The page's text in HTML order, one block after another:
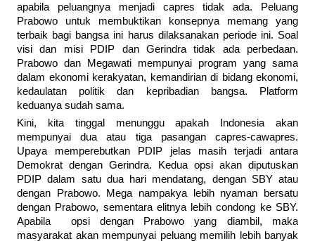
apabila peluangnya menjadi capres tidak ada. Peluang
Prabowo untuk membuktikan konsepnya memang yang
terbaik bagi bangsa ini harus dilaksanakan periode ini. Soal
visi dan misi PDIP dan Gerindra tidak ada perbedaan.
Prabowo dan Megawati mempunyai program yang sama
dalam ekonomi kerakyatan, kemandirian di bidang ekonomi,
kedaulatan politik dan kepribadian bangsa. Platform
keduanya sudah sama.
Kini, kita tinggal menunggu apakah Indonesia akan
mempunyai dua atau tiga pasangan capres-cawapres.
Upaya memperebutkan PDIP jelas masih terjadi antara
Demokrat dengan Gerindra. Kedua opsi akan diputuskan
PDIP dalam satu dua hari mendatang, dengan SBY atau
dengan Prabowo. Mega nampakya lebih nyaman bersatu
dengan Prabowo, sementara elitnya lebih condong ke SBY.
Apabila opsi dengan Prabowo yang diambil, maka
masyarakat akan mempunyai peluang memilih lebih banyak